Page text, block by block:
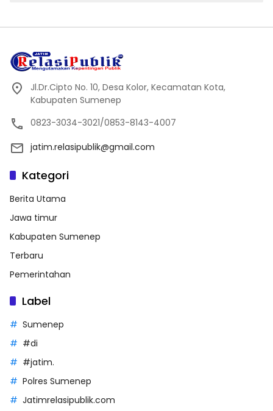
Jl.Dr.Cipto No. 10, Desa Kolor, Kecamatan Kota,
Kabupaten Sumenep
0823-3034-3021/0853-8143-4007
jatim.relasipublik@gmail.com
Kategori
Berita Utama
Jawa timur
Kabupaten Sumenep
Terbaru
Pemerintahan
Label
Sumenep
#di
#jatim.
Polres Sumenep
Jatimrelasipublik.com